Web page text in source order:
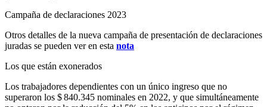
Campaña de declaraciones 2023
Otros detalles de la nueva campaña de presentación de declaraciones
juradas se pueden ver en esta nota
Los que están exonerados
Los trabajadores dependientes con un único ingreso que no
superaron los $ 840.345 nominales en 2022, y que simultáneamente